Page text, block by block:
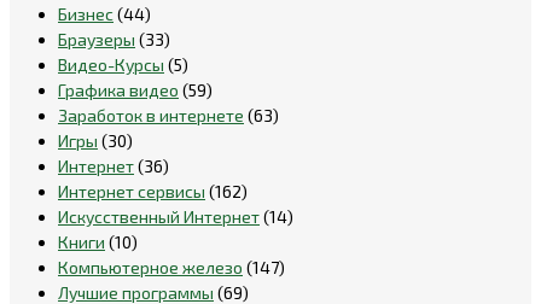
Бизнес (44)
Браузеры (33)
Видео-Курсы (5)
Графика видео (59)
Заработок в интернете (63)
Игры (30)
Интернет(36)
Интернет сервисы (162)
Искусственный Интернет(14)
Книги (10)
Компьютерное железо (147)
Лучшие программы (69)